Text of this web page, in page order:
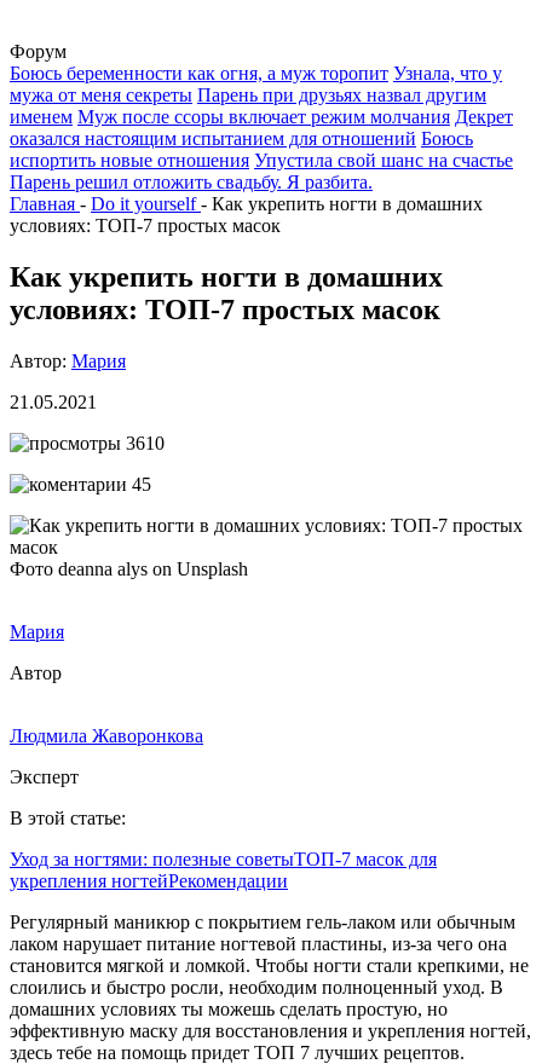
Форум
Боюсь беременности как огня, а муж торопит Узнала, что у
мужа от меня секреты Парень при друзьях назвал другим
именем Муж после ссоры включает режим молчания Декрет
оказался настоящим испытанием для отношений Боюсь
испортить новые отношения Упустила свой шанс на счастье
Парень решил отложить свадьбу. Я разбита.
Главная - Do it yourself - Как укрепить ногти в домашних
условиях: ТОП-7 простых масок
Как укрепить ногти в домашних
условиях: ТОП-7 простых масок
Автор: Мария
21.05.2021
3610
45
Фото deanna alys on Unsplash
Мария
Автор
Людмила Жаворонкова
Эксперт
В этой статье:
Уход за ногтями: полезные советыТОП-7 масок для
укрепления ногтейРекомендации
Регулярный маникюр с покрытием гель-лаком или обычным
лаком нарушает питание ногтевой пластины, из-за чего она
становится мягкой и ломкой. Чтобы ногти стали крепкими, не
слоились и быстро росли, необходим полноценный уход. В
домашних условиях ты можешь сделать простую, но
эффективную маску для восстановления и укрепления ногтей,
здесь тебе на помощь придет ТОП 7 лучших рецептов.